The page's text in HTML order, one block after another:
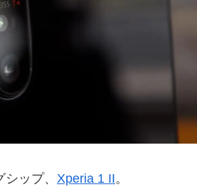
ップ、 Xperia 1 II。